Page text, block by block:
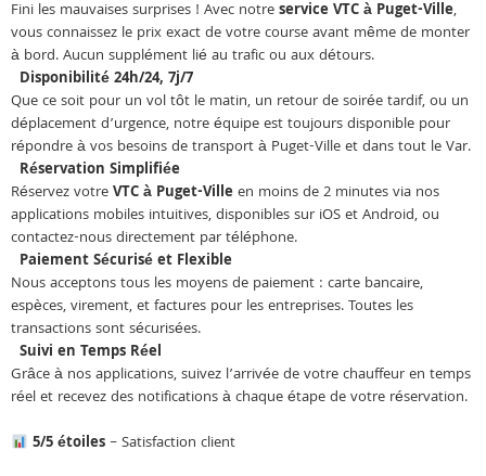
Fini les mauvaises surprises ! Avec notreservice VTC à Puget-Ville,
vous connaissez le prix exact de votre course avant même de monter
à bord. Aucun supplément lié au trafic ou aux détours.
Disponibilité 24h/24, 7j/7
Que ce soit pour un vol tôt le matin, un retour de soirée tardif, ou un
déplacement d’urgence, notre équipe est toujours disponible pour
répondre à vos besoins de transport à Puget-Ville et dans tout le Var.
Réservation Simplifiée
Réservez votreVTC à Puget-Villeen moins de 2 minutes via nos
applications mobiles intuitives, disponibles sur iOS et Android, ou
contactez-nous directement par téléphone.
Paiement Sécurisé et Flexible
Nous acceptons tous les moyens de paiement : carte bancaire,
espèces, virement, et factures pour les entreprises. Toutes les
transactions sont sécurisées.
Suivi en Temps Réel
Grâce à nos applications, suivez l’arrivée de votre chauffeur en temps
réel et recevez des notifications à chaque étape de votre réservation.
5/5 étoiles– Satisfaction client